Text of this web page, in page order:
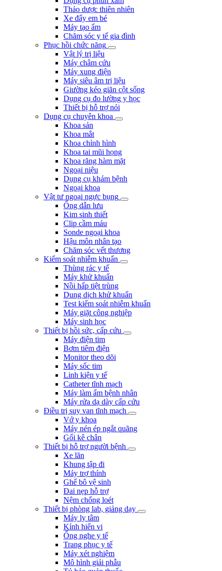
Thảo dược thiên nhiên
Xe đẩy em bé
Máy tạo ẩm
Chăm sóc y tế gia đình
Phục hồi chức năng
Vật lý trị liệu
Máy châm cứu
Máy xung điện
Máy siêu âm trị liệu
Giường kéo giãn cột sống
Dụng cụ đo lường y học
Thiết bị hỗ trợ nói
Dụng cụ chuyên khoa
Khoa sản
Khoa mắt
Khoa chỉnh hình
Khoa tai mũi họng
Khoa răng hàm mặt
Ngoại niệu
Dụng cụ khám bệnh
Ngoại khoa
Vật tư ngoại ngực bụng
Ống dẫn lưu
Kim sinh thiết
Clip cầm máu
Sonde ngoại khoa
Hậu môn nhân tạo
Chăm sóc vết thương
Kiểm soát nhiễm khuẩn
Thùng rác y tế
Máy khử khuẩn
Nồi hấp tiệt trùng
Dung dịch khử khuẩn
Test kiểm soát nhiễm khuẩn
Máy giặt công nghiệp
Máy sinh học
Thiết bị hồi sức, cấp cứu
Máy điện tim
Bơm tiêm điện
Monitor theo dõi
Máy sốc tim
Linh kiện y tế
Catheter tĩnh mạch
Máy làm ấm bệnh nhân
Máy rửa dạ dày cấp cứu
Điều trị suy van tĩnh mạch
Vớ y khoa
Máy nén ép ngắt quãng
Gối kê chân
Thiết bị hỗ trợ người bệnh
Xe lăn
Khung tập đi
Máy trợ thính
Ghế bô vệ sinh
Đai nẹp hỗ trợ
Nệm chống loét
Thiết bị phòng lab, giảng dạy
Máy ly tâm
Kính hiển vi
Ống nghe y tế
Trang phục y tế
Máy xét nghiệm
Mô hình giải phẫu